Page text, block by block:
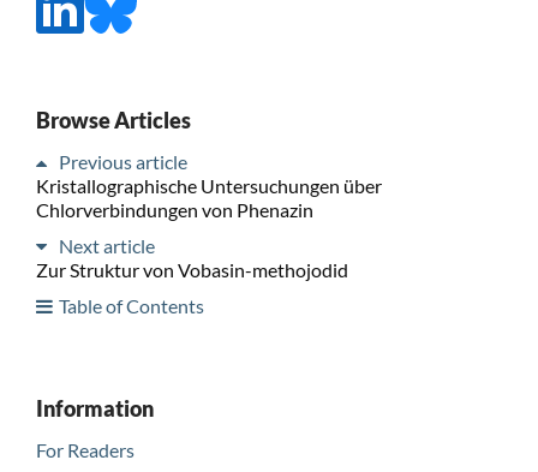
Browse Articles
Previous article
Kristallographische Untersuchungen über
Chlorverbindungen von Phenazin
Next article
Zur Struktur von Vobasin-methojodid
Table of Contents
Information
For Readers